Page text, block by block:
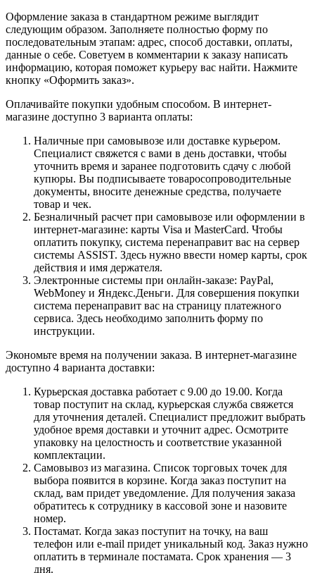
Оформление заказа в стандартном режиме выглядит
следующим образом. Заполняете полностью форму по
последовательным этапам: адрес, способ доставки, оплаты,
данные о себе. Советуем в комментарии к заказу написать
информацию, которая поможет курьеру вас найти. Нажмите
кнопку «Оформить заказ».
Оплачивайте покупки удобным способом. В интернет-
магазине доступно 3 варианта оплаты:
Наличные при самовывозе или доставке курьером.
Специалист свяжется с вами в день доставки, чтобы
уточнить время и заранее подготовить сдачу с любой
купюры. Вы подписываете товаросопроводительные
документы, вносите денежные средства, получаете
товар и чек.
Безналичный расчет при самовывозе или оформлении в
интернет-магазине: карты Visa и MasterCard. Чтобы
оплатить покупку, система перенаправит вас на сервер
системы ASSIST. Здесь нужно ввести номер карты, срок
действия и имя держателя.
Электронные системы при онлайн-заказе: PayPal,
WebMoney и Яндекс.Деньги. Для совершения покупки
система перенаправит вас на страницу платежного
сервиса. Здесь необходимо заполнить форму по
инструкции.
Экономьте время на получении заказа. В интернет-магазине
доступно 4 варианта доставки:
Курьерская доставка работает с 9.00 до 19.00. Когда
товар поступит на склад, курьерская служба свяжется
для уточнения деталей. Специалист предложит выбрать
удобное время доставки и уточнит адрес. Осмотрите
упаковку на целостность и соответствие указанной
комплектации.
Самовывоз из магазина. Список торговых точек для
выбора появится в корзине. Когда заказ поступит на
склад, вам придет уведомление. Для получения заказа
обратитесь к сотруднику в кассовой зоне и назовите
номер.
Постамат. Когда заказ поступит на точку, на ваш
телефон или e-mail придет уникальный код. Заказ нужно
оплатить в терминале постамата. Срок хранения — 3
дня.